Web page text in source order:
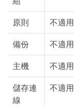
原則 不適用
備份 不適用
主機 不適用
儲存連
線
不適用